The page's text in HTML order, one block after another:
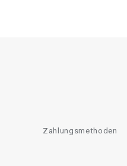
Zahlungsmethoden